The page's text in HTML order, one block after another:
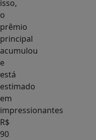
isso,
o
prêmio
principal
acumulou
e
está
estimado
em
impressionantes
R$
90